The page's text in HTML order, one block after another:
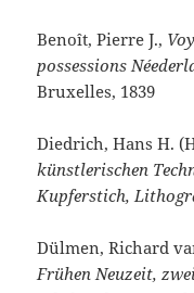
Benoît, Pierre J.,
possessions
Bruxelles, 1839
Diedrich, Hans H.
künstlerischen
Kupferstich,
Dülmen, Richard
Frühen Neuzeit,